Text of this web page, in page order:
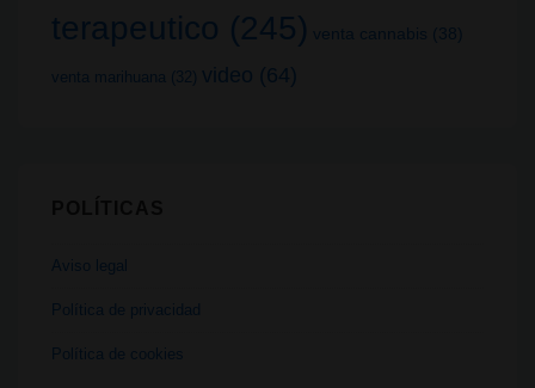
terapeutico (245) venta cannabis (38)
venta marihuana (32) video (64)
Aviso legal
Política de privacidad
Política de cookies